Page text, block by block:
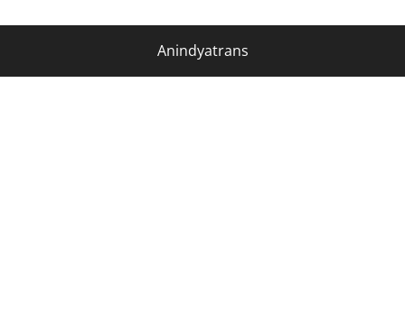
Anindyatrans